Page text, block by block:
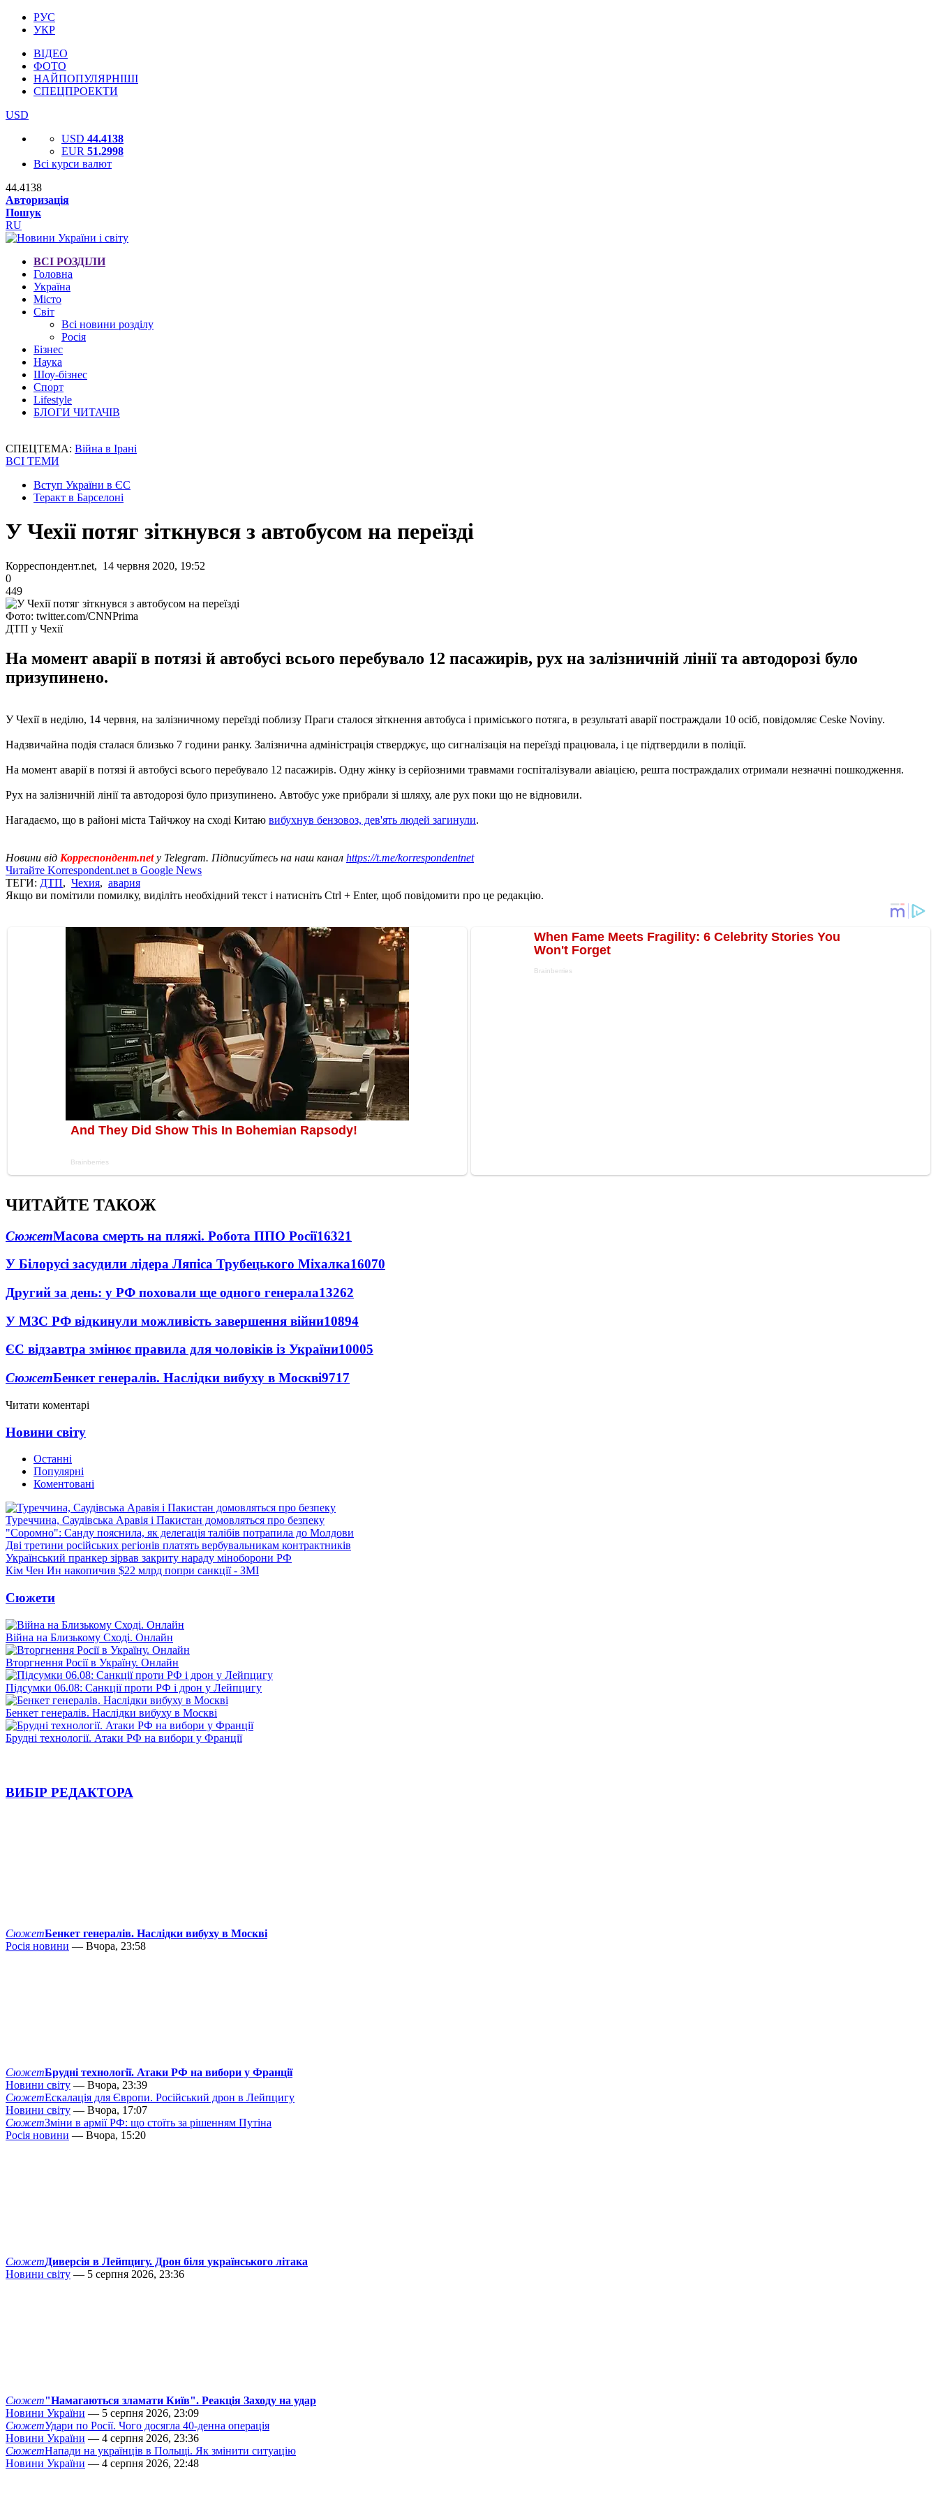
РУС
УКР
ВІДЕО
ФОТО
НАЙПОПУЛЯРНІШІ
СПЕЦПРОЕКТИ
USD
USD 44.4138
EUR 51.2998
Всі курси валют
44.4138
Авторизація
Пошук
RU
ВСІ РОЗДІЛИ
Головна
Україна
Місто
Світ
Всі новини розділу
Росія
Бізнес
Наука
Шоу-бізнес
Спорт
Lifestyle
БЛОГИ ЧИТАЧІВ
СПЕЦТЕМА: Війна в Ірані
ВСІ ТЕМИ
Вступ України в ЄС
Теракт в Барселоні
У Чехії потяг зіткнувся з автобусом на переїзді
Корреспондент.net, 14 червня 2020, 19:52
0
449
Фото: twitter.com/CNNPrima
ДТП у Чехії
На момент аварії в потязі й автобусі всього перебувало 12 пасажирів, рух на залізничній лінії та автодорозі було
призупинено.
У Чехії в неділю, 14 червня, на залізничному переїзді поблизу Праги сталося зіткнення автобуса і приміського потяга, в результаті аварії постраждали 10 осіб, повідомляє Ceske Noviny.
Надзвичайна подія сталася близько 7 години ранку. Залізнична адміністрація стверджує, що сигналізація на переїзді працювала, і це підтвердили в поліції.
На момент аварії в потязі й автобусі всього перебувало 12 пасажирів. Одну жінку із серйозними травмами госпіталізували авіацією, решта постраждалих отримали незначні пошкодження.
Рух на залізничній лінії та автодорозі було призупинено. Автобус уже прибрали зі шляху, але рух поки що не відновили.
Нагадаємо, що в районі міста Тайчжоу на сході Китаю вибухнув бензовоз, дев'ять людей загинули.
Новини від Корреспондент.netу Telegram. Підписуйтесь на наш канал https://t.me/korrespondentnet
Читайте Korrespondent.net в Google News
ТЕГИ: ДТП, Чехия, авария
Якщо ви помітили помилку, виділіть необхідний текст і натисніть Ctrl + Enter, щоб повідомити про це редакцію.
ЧИТАЙТЕ ТАКОЖ
СюжетМасова смерть на пляжі. Робота ППО Росії16321
У Білорусі засудили лідера Ляпіса Трубецького Міхалка16070
Другий за день: у РФ поховали ще одного генерала13262
У МЗС РФ відкинули можливість завершення війни10894
ЄС відзавтра змінює правила для чоловіків із України10005
СюжетБенкет генералів. Наслідки вибуху в Москві9717
Читати коментарі
Новини світу
Останні
Популярні
Коментовані
Туреччина, Саудівська Аравія і Пакистан домовляться про безпеку
"Соромно": Санду пояснила, як делегація талібів потрапила до Молдови
Дві третини російських регіонів платять вербувальникам контрактників
Український пранкер зірвав закриту нараду міноборони РФ
Кім Чен Ин накопичив $22 млрд попри санкції - ЗМІ
Сюжети
Війна на Близькому Сході. Онлайн
Вторгнення Росії в Україну. Онлайн
Підсумки 06.08: Санкції проти РФ і дрон у Лейпцигу
Бенкет генералів. Наслідки вибуху в Москві
Брудні технології. Атаки РФ на вибори у Франції
ВИБІР РЕДАКТОРА
СюжетБенкет генералів. Наслідки вибуху в Москві
Росія новини — Вчора, 23:58
СюжетБрудні технології. Атаки РФ на вибори у Франції
Новини світу — Вчора, 23:39
СюжетЕскалація для Європи. Російський дрон в Лейпцигу
Новини світу — Вчора, 17:07
СюжетЗміни в армії РФ: що стоїть за рішенням Путіна
Росія новини — Вчора, 15:20
СюжетДиверсія в Лейпцигу. Дрон біля українського літака
Новини світу — 5 серпня 2026, 23:36
Сюжет"Намагаються зламати Київ". Реакція Заходу на удар
Новини України — 5 серпня 2026, 23:09
СюжетУдари по Росії. Чого досягла 40-денна операція
Новини України — 4 серпня 2026, 23:36
СюжетНапади на українців в Польщі. Як змінити ситуацію
Новини України — 4 серпня 2026, 22:48